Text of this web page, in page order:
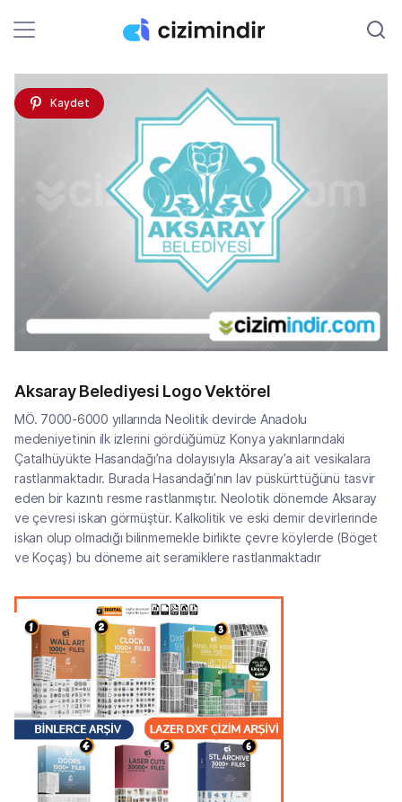
Kaydet
Aksaray Belediyesi Logo Vektörel
MÖ. 7000-6000 yıllarında Neolitik devirde Anadolu
medeniyetinin ilk izlerini gördüğümüz Konya yakınlarındaki
Çatalhüyükte Hasandağı’na dolayısıyla Aksaray’a ait vesikalara
rastlanmaktadır. Burada Hasandağı’nın lav püskürttüğünü tasvir
eden bir kazıntı resme rastlanmıştır. Neolotik dönemde Aksaray
ve çevresi iskan görmüştür. Kalkolitik ve eski demir devirlerinde
iskan olup olmadığı bilinmemekle birlikte çevre köylerde (Böget
ve Koçaş) bu döneme ait seramiklere rastlanmaktadır